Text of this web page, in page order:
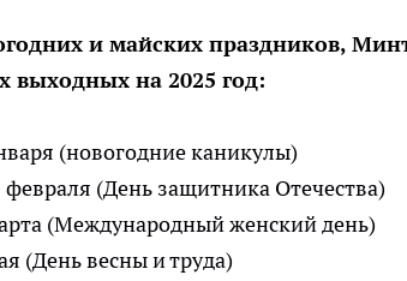
и майских праздников,
выходных на 2025 год:
(новогодние каникулы)
февраля (День защитника Отечества)
(Международный женский день)
(День весны и труда)